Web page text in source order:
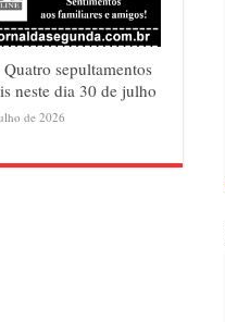
sepultamentos
neste dia 30 de julho
de 2026